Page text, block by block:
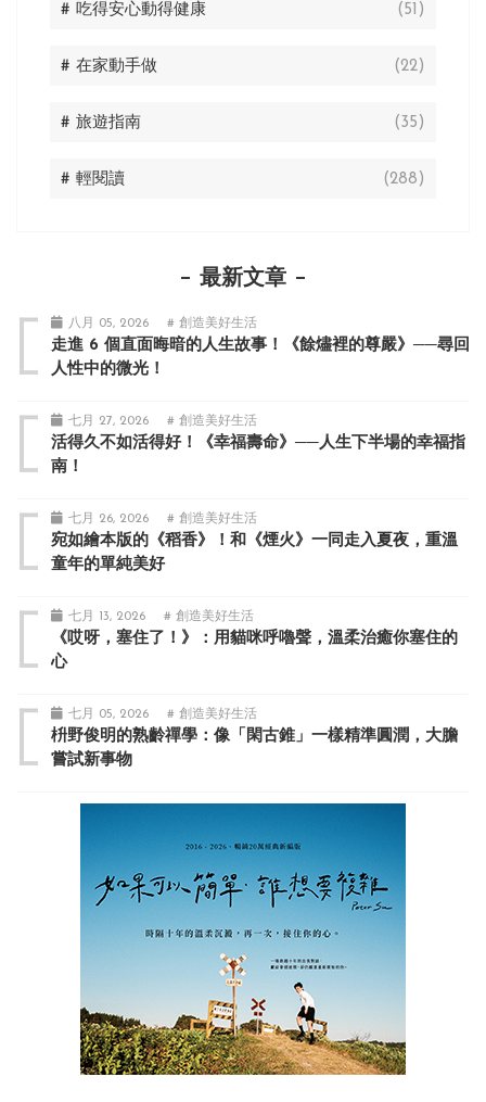
# 吃得安心動得健康 (51)
# 在家動手做 (22)
# 旅遊指南 (35)
# 輕閱讀 (288)
最新文章
八月 05, 2026 # 創造美好生活
走進 6 個直面晦暗的人生故事！《餘燼裡的尊嚴》──尋回
人性中的微光！
七月 27, 2026 # 創造美好生活
活得久不如活得好！《幸福壽命》──人生下半場的幸福指
南！
七月 26, 2026 # 創造美好生活
宛如繪本版的《稻香》！和《煙火》一同走入夏夜，重溫
童年的單純美好
七月 13, 2026 # 創造美好生活
《哎呀，塞住了！》：用貓咪呼嚕聲，溫柔治癒你塞住的
心
七月 05, 2026 # 創造美好生活
枡野俊明的熟齡禪學：像「閑古錐」一樣精準圓潤，大膽
嘗試新事物